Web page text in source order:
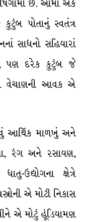
છે. આમાં એક
પોતાનું સ્વતંત્ર
સાધનો સહિયારાં
પણ દરેક કુટુંબ જે
વેચાણની આવક એ
જેવું આર્થિક માળખું અને
રંગ અને રસાયણ,
ઉદ્યોગના ક્ષેત્રે
એ મોટી નિકાસ
એ મોટું હૂંડિયામણ